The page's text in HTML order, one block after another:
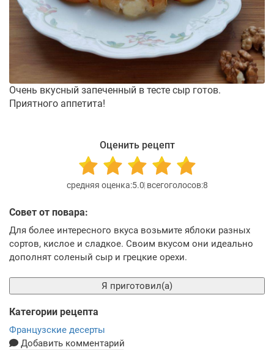
Очень вкусный запеченный в тесте сыр готов.
Приятного аппетита!
Оценить рецепт
5.0 8
Совет от повара:
Для более интересного вкуса возьмите яблоки разных
сортов, кислое и сладкое. Своим вкусом они идеально
дополнят соленый сыр и грецкие орехи.
Я приготовил(а)
Категории рецепта
Французские десерты
Добавить комментарий